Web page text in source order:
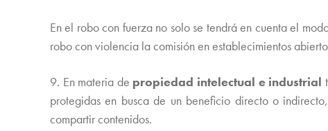
En el robo con fuerza no solo se tendrá en cuenta el
robo con violencia la comisión en establecimientos
9. En materia de propiedad intelectual e industrial
protegidas en busca de un beneficio directo o
compartir contenidos.